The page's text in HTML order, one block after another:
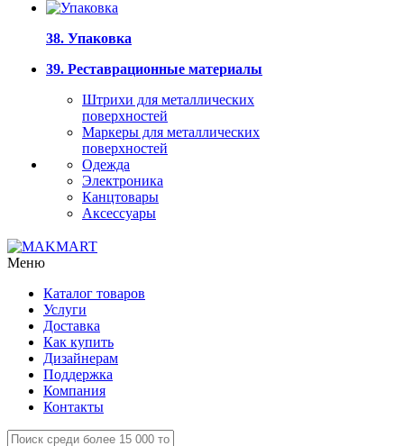
38. Упаковка
39. Реставрационные материалы
Штрихи для металлических
поверхностей
Маркеры для металлических
поверхностей
Одежда
Электроника
Канцтовары
Аксессуары
Меню
Каталог товаров
Услуги
Доставка
Как купить
Дизайнерам
Поддержка
Компания
Контакты